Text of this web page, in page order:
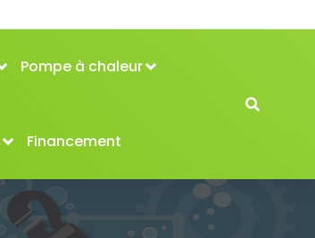
Pompe à chaleur
Financement